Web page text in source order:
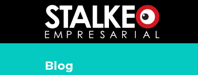
Blog